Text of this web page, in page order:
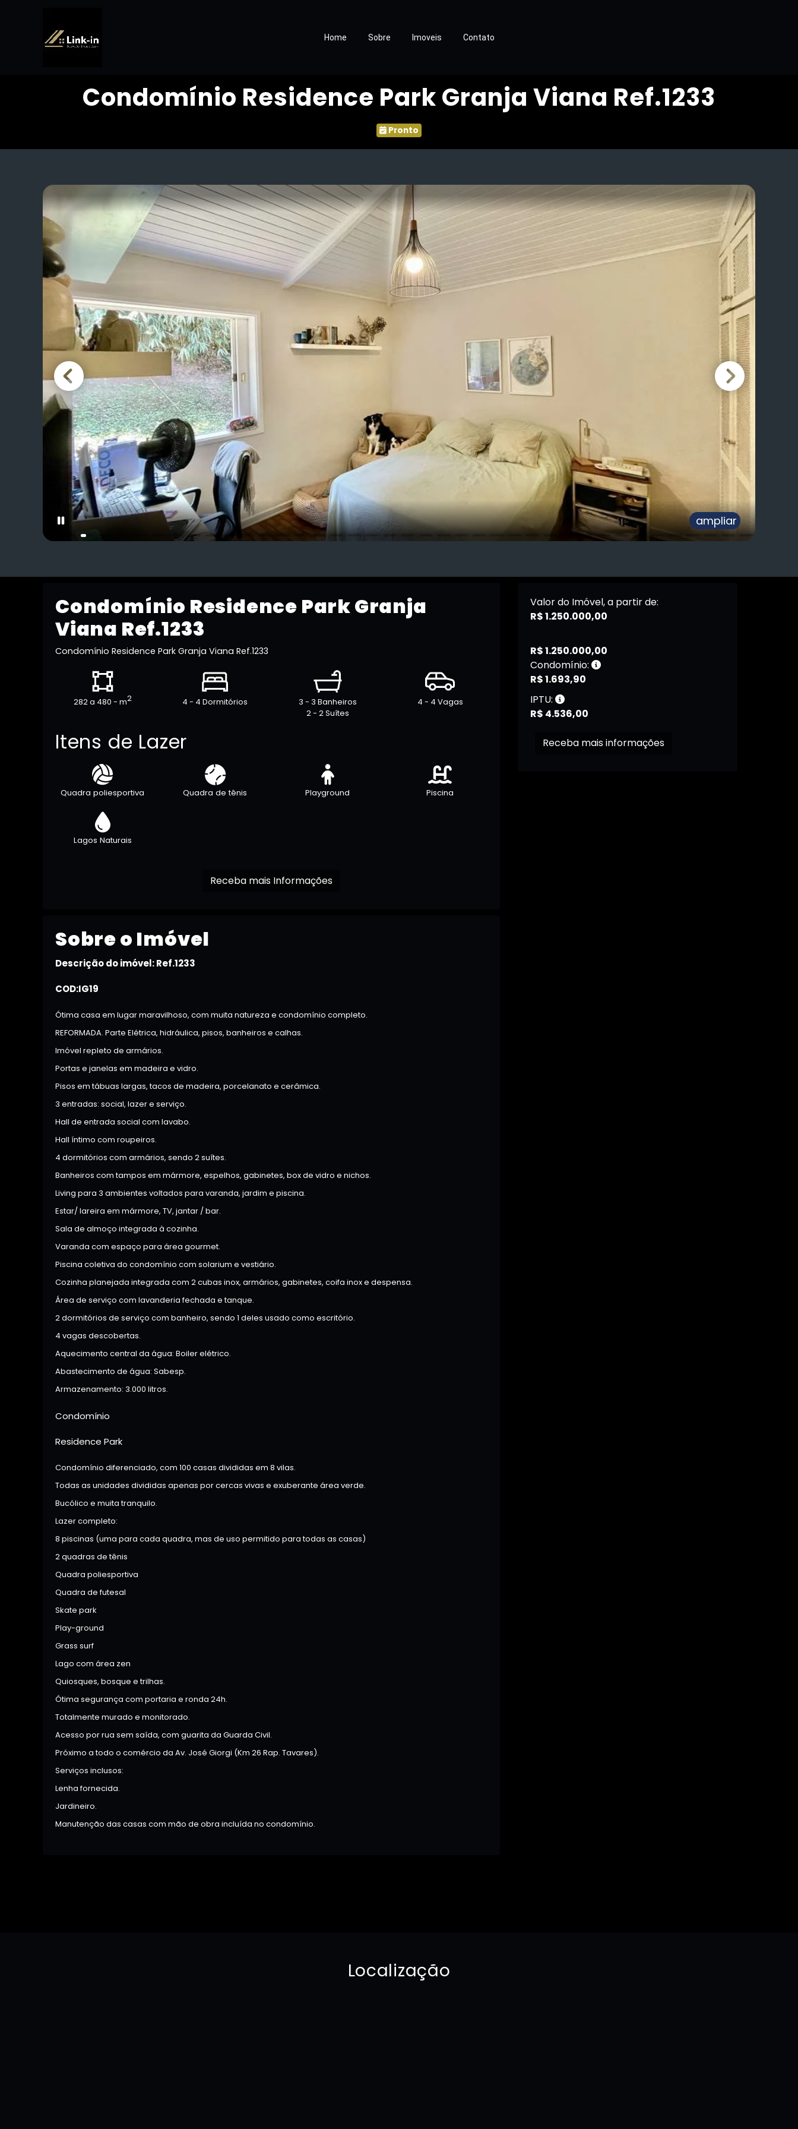
Home Sobre Imoveis Contato
Condomínio Residence Park Granja Viana Ref.1233
Pronto
ampliar
Condomínio Residence Park Granja
Viana Ref.1233
Condomínio Residence Park Granja Viana Ref.1233
282 a 480 - m2 4 - 4 Dormitórios
3 - 3 Banheiros
2 - 2 Suítes
4 - 4 Vagas
Itens de Lazer
Quadra poliesportiva Quadra de tênis Playground Piscina
Lagos Naturais
Receba mais Informações
Sobre o Imóvel
Descrição do imóvel: Ref.1233
COD:IG19
Ótima casa em lugar maravilhoso, com muita natureza e condomínio completo.
REFORMADA. Parte Elétrica, hidráulica, pisos, banheiros e calhas.
Imóvel repleto de armários.
Portas e janelas em madeira e vidro.
Pisos em tábuas largas, tacos de madeira, porcelanato e cerâmica.
3 entradas: social, lazer e serviço.
Hall de entrada social com lavabo.
Hall íntimo com roupeiros.
4 dormitórios com armários, sendo 2 suítes.
Banheiros com tampos em mármore, espelhos, gabinetes, box de vidro e nichos.
Living para 3 ambientes voltados para varanda, jardim e piscina.
Estar/ lareira em mármore, TV, jantar / bar.
Sala de almoço integrada à cozinha.
Varanda com espaço para área gourmet.
Piscina coletiva do condomínio com solarium e vestiário.
Cozinha planejada integrada com 2 cubas inox, armários, gabinetes, coifa inox e despensa.
Área de serviço com lavanderia fechada e tanque.
2 dormitórios de serviço com banheiro, sendo 1 deles usado como escritório.
4 vagas descobertas.
Aquecimento central da água: Boiler elétrico.
Abastecimento de água: Sabesp.
Armazenamento: 3.000 litros.
Condomínio
Residence Park
Condomínio diferenciado, com 100 casas divididas em 8 vilas.
Todas as unidades divididas apenas por cercas vivas e exuberante área verde.
Bucólico e muita tranquilo.
Lazer completo:
8 piscinas (uma para cada quadra, mas de uso permitido para todas as casas)
2 quadras de tênis
Quadra poliesportiva
Quadra de futesal
Skate park
Play-ground
Grass surf
Lago com área zen
Quiosques, bosque e trilhas.
Ótima segurança com portaria e ronda 24h.
Totalmente murado e monitorado.
Acesso por rua sem saída, com guarita da Guarda Civil.
Próximo a todo o comércio da Av. José Giorgi (Km 26 Rap. Tavares).
Serviços inclusos:
Lenha fornecida.
Jardineiro.
Manutenção das casas com mão de obra incluída no condomínio.
Valor do Imóvel, a partir de:
R$ 1.250.000,00
R$ 1.250.000,00
Condomínio:
R$ 1.693,90
IPTU:
R$ 4.536,00
Receba mais informações
Localização